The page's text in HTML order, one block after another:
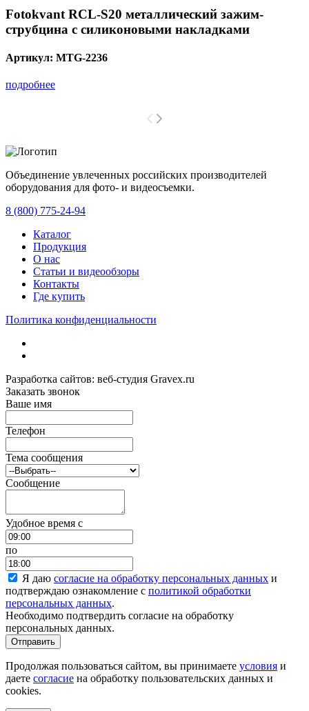
Fotokvant RCL-S20 металлический зажим-
струбцина с силиконовыми накладками
Артикул: MTG-2236
подробнее
Объединение увлеченных российских производителей
оборудования для фото- и видеосъемки.
8 (800) 775-24-94
Каталог
Продукция
О нас
Статьи и видеообзоры
Контакты
Где купить
Политика конфиденциальности
Разработка сайтов: веб-студия Gravex.ru
Заказать звонок
Ваше имя
Телефон
Тема сообщения
Сообщение
Удобное время c
по
Я даю согласие на обработку персональных данных и
подтверждаю ознакомление с политикой обработки
персональных данных.
Необходимо подтвердить согласие на обработку
персональных данных.
Отправить
Продолжая пользоваться сайтом, вы принимаете условия и
даете согласие на обработку пользовательских данных и
cookies.